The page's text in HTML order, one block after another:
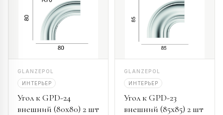
GLANZEPOL
ИНТЕРЬЕР
Угол к GPD-24
внешний (80х80) 2 шт
GLANZEPOL
ИНТЕРЬЕР
Угол к GPD-23
внешний (85х85) 2 шт